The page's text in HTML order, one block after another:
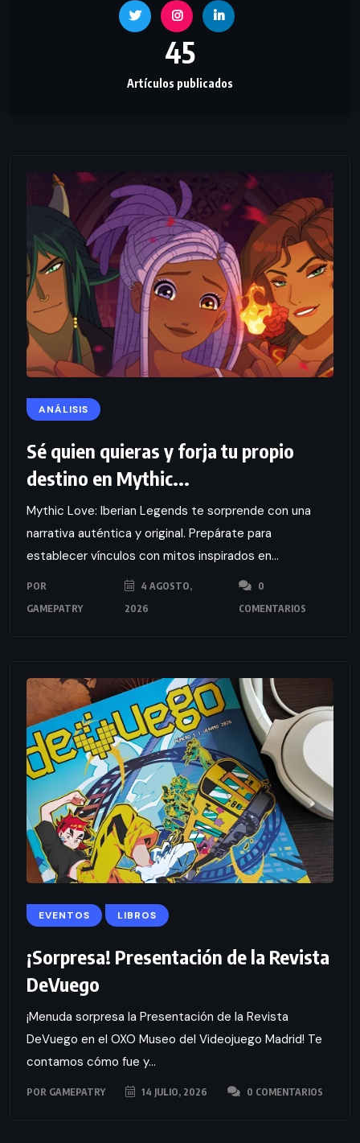
45
Artículos publicados
ANÁLISIS
Sé quien quieras y forja tu propio
destino en Mythic...
Mythic Love: Iberian Legends te sorprende con una
narrativa auténtica y original. Prepárate para
establecer vínculos con mitos inspirados en...
POR
GAMEPATRY
4 AGOSTO,
2026
0
COMENTARIOS
EVENTOS LIBROS
¡Sorpresa! Presentación de la Revista
DeVuego
¡Menuda sorpresa la Presentación de la Revista
DeVuego en el OXO Museo del Videojuego Madrid! Te
contamos cómo fue y...
POR GAMEPATRY 14 JULIO, 2026 0 COMENTARIOS